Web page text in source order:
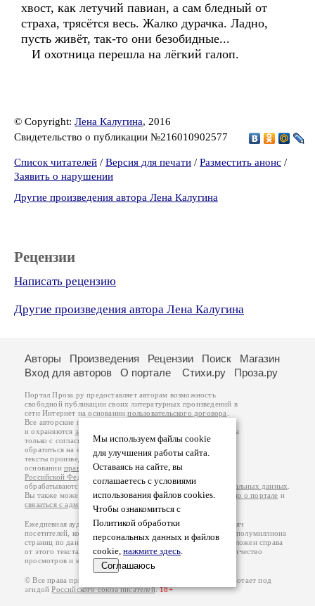
хвост, как летучий павиан, а сам бледный от
страха, трясётся весь. Жалко дурачка. Ладно,
пусть живёт, так-то они безобидные...
И охотница перешла на лёгкий галоп.
© Copyright: Лена Калугина, 2016
Свидетельство о публикации №216010902577
Список читателей / Версия для печати / Разместить анонс /
Заявить о нарушении
Другие произведения автора Лена Калугина
Рецензии
Написать рецензию
Другие произведения автора Лена Калугина
Мы используем файлы cookie
для улучшения работы сайта.
Оставаясь на сайте, вы
соглашаетесь с условиями
использования файлов cookies.
Чтобы ознакомиться с
Политикой обработки
персональных данных и файлов
cookie, нажмите здесь.
Соглашаюсь
Авторы Произведения Рецензии Поиск
Магазин
Вход для авторов
О портале Стихи.ру Проза.ру
Портал Проза.ру предоставляет авторам возможность
свободной публикации своих литературных произведений в
сети Интернет на основаниипользовательского договора
Все авторские права на произведения принадлежат авторам
и охраняются законом
. Перепечатка произведений возможна
только с согласия его автора, к которому вы можете
обратиться на его авторской странице. Ответственность за
тексты произведений авторы несут самостоятельно на
основанииправил публикацииизаконодательства
Российской Федерации
обрабатываются на основанииПолитики обработки персональных данных
Вы также можете посмотреть более подробнуюинформацию о портале и
связаться с администрацией
Ежедневная аудитория портала Проза.ру – порядка 100 тысяч
посетителей, которые в общей сумме просматривают более полумиллиона
страниц по данным счетчика посещаемости, который расположен справа
от этого текста. В каждой графе указано по две цифры: количество
просмотров и количество посетителей.
© Все права принадлежат авторам, 2000-2026. Портал работает под
эгидойРоссийского союза писателей.18+